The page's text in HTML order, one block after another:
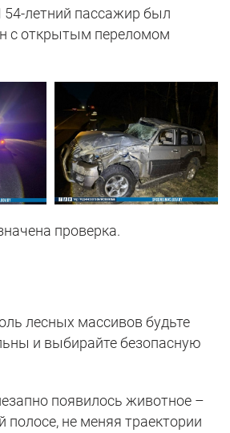
54-летний пассажир был
с открытым переломом
проверка.
лесных массивов будьте
и выбирайте безопасную
появилось животное –
полосе, не меняя траектории